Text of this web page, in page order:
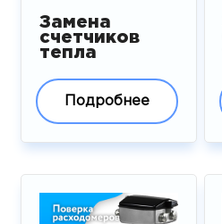
Замена
счетчиков
тепла
Подробнее